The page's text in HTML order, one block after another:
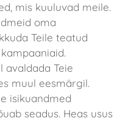
mis kuuluvad meile.
oma
Teile teatud
avaldada Teie
muul eesmärgil.
isikuandmed
seadus. Heas usus